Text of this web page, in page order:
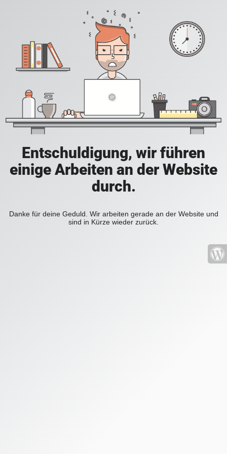
Entschuldigung, wir führen
einige Arbeiten an der Website
durch.
Danke für deine Geduld. Wir arbeiten gerade an der Website und
sind in Kürze wieder zurück.